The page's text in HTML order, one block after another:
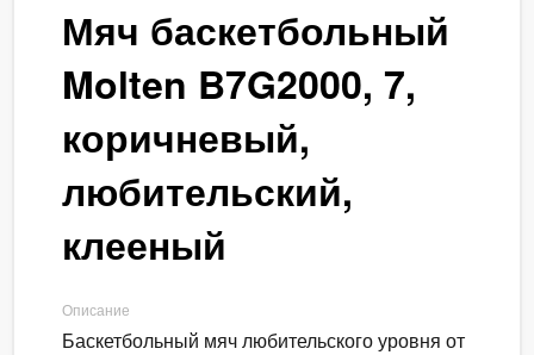
Мяч баскетбольный
Molten B7G2000, 7,
коричневый,
любительский,
клееный
Описание
Баскетбольный мяч любительского уровня от